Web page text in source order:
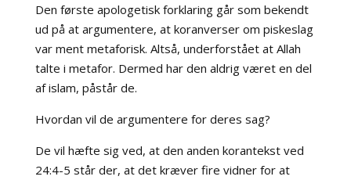
Den første apologetisk forklaring går som bekendt
ud på at argumentere, at koranverser om piskeslag
var ment metaforisk. Altså, underforstået at Allah
talte i metafor. Dermed har den aldrig været en del
af islam, påstår de.
Hvordan vil de argumentere for deres sag?
De vil hæfte sig ved, at den anden korantekst ved
24:4-5 står der, at det kræver fire vidner for at